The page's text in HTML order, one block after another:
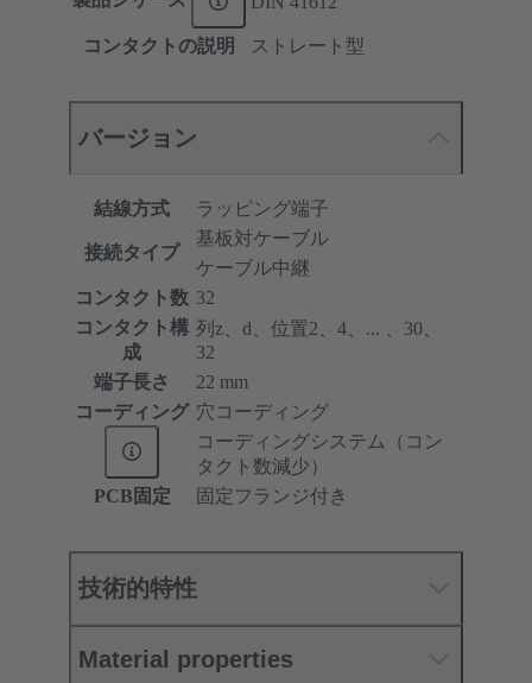
コンタクトの説明 ストレート型
バージョン
結線方式 ラッピング端子
接続タイプ
基板対ケーブル
ケーブル中継
コンタクト数 32
コンタクト構
成
列z、d、位置2、4、... 、30、
32
端子長さ
22 mm
コーディング 穴コーディング
コーディングシステム（コン
タクト数減少）
PCB固定
固定フランジ付き
技術的特性
Material properties